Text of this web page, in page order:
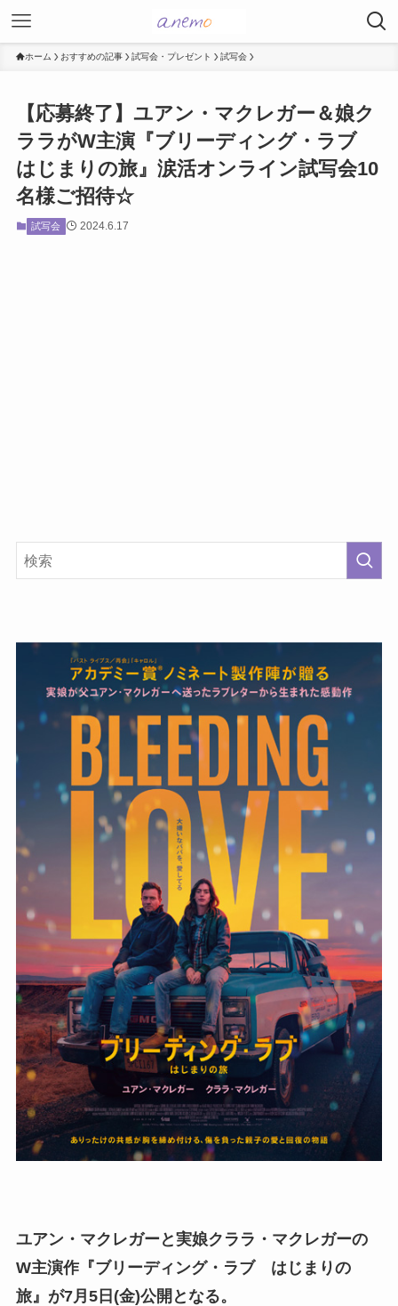
ホーム おすすめの記事 試写会・プレゼント 試写会
【応募終了】ユアン・マクレガー＆娘ク
ララがW主演『ブリーディング・ラブ
はじまりの旅』涙活オンライン試写会10
名様ご招待☆
試写会 2024.6.17
ユアン・マクレガーと実娘クララ・マクレガーの
W主演作『ブリーディング・ラブ はじまりの
旅』が7月5日(金)公開となる。